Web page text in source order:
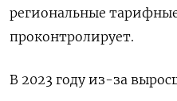
региональные
проконтролирует.
В 2023 году из-за